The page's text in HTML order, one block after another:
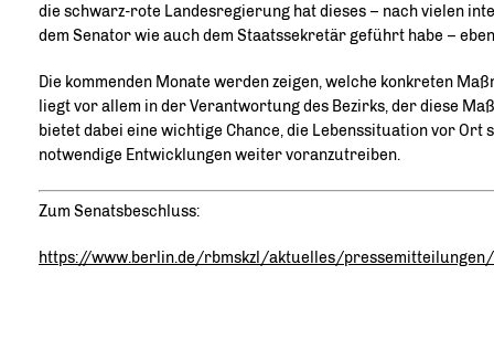
die schwarz-rote Landesregierung hat dieses – nach vielen
dem Senator wie auch dem Staatssekretär geführt habe –
Die kommenden Monate werden zeigen, welche konkreten
liegt vor allem in der Verantwortung des Bezirks, der diese
bietet dabei eine wichtige Chance, die Lebenssituation vor Ort
notwendige Entwicklungen weiter voranzutreiben.
Zum Senatsbeschluss:
https://www.berlin.de/rbmskzl/aktuelles/